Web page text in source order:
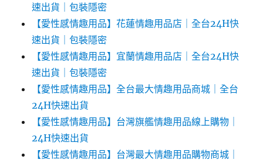
速出貨｜包裝隱密
【愛性感情趣用品】花蓮情趣用品店｜全台24H快
速出貨｜包裝隱密
【愛性感情趣用品】宜蘭情趣用品店｜全台24H快
速出貨｜包裝隱密
【愛性感情趣用品】全台最大情趣用品商城｜全台
24H快速出貨
【愛性感情趣用品】台灣旗艦情趣用品線上購物｜
24H快速出貨
【愛性感情趣用品】台灣最大情趣用品購物商城｜